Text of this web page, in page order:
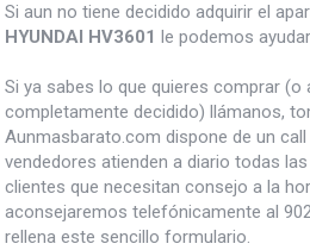
Si aun no tiene decidido adquirir el
HYUNDAI HV3601
le podemos
Si ya sabes lo que quieres comprar (o
completamente decidido) llámanos,
Aunmasbarato.com dispone de un
vendedores atienden a diario todas
clientes que necesitan consejo a la
aconsejaremos telefónicamente al
rellena este sencillo formulario.